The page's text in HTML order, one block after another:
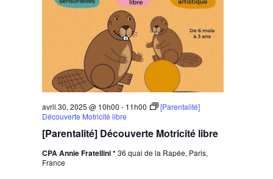
[Parentalité] Découverte Motricité libre
avril 30, 2025 @ 10h00 - 11h00
[Parentalité]
Découverte Motricité libre
CPA Annie Fratellini *36 quai de la Rapée, Paris,
France